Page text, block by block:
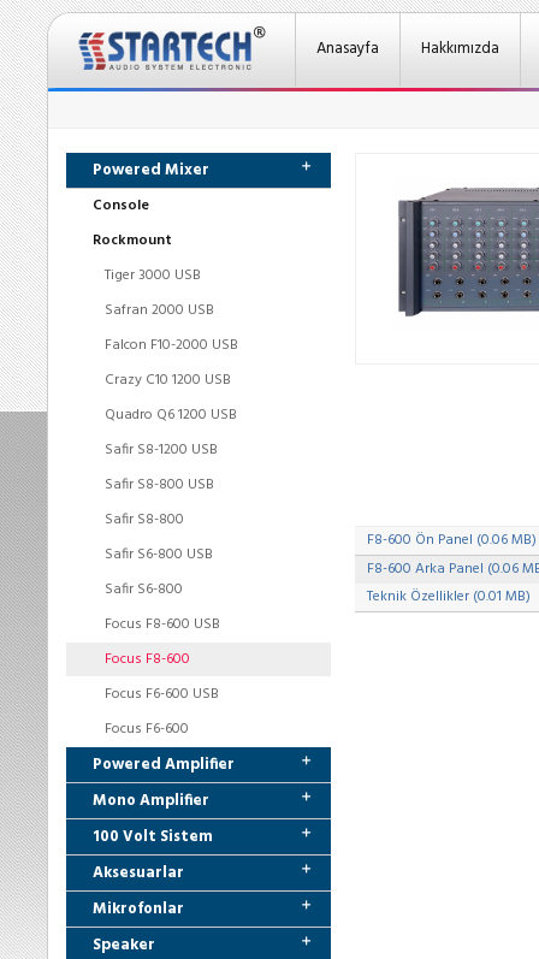
Anasayfa Hakkımızda
Powered Mixer
Console
Rockmount
Tiger 3000 USB
Safran 2000 USB
Falcon F10-2000 USB
Crazy C10 1200 USB
Quadro Q6 1200 USB
Safir S8-1200 USB
Safir S8-800 USB
Safir S8-800
Safir S6-800 USB
Safir S6-800
Focus F8-600 USB
Focus F8-600
Focus F6-600 USB
Focus F6-600
Powered Amplifier
Mono Amplifier
100 Volt Sistem
Aksesuarlar
Mikrofonlar
Speaker
F8-600 Ön Panel (0.06 MB)
F8-600 Arka Panel (0.06
Teknik Özellikler (0.01 MB)